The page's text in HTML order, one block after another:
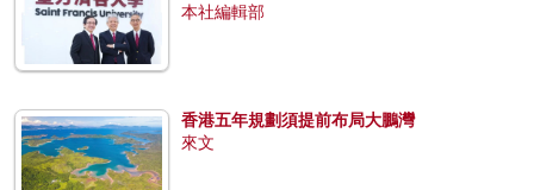
本社編輯部
香港五年規劃須提前布局大鵬灣
來文